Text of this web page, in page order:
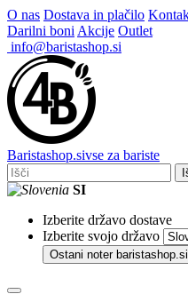
O nas Dostava in plačilo
Darilni boni Akcije Outlet
info@baristashop.si
Baristashop.sivse za bariste
SI
Izberite državo dostave
Izberite svojo državo
Ostani noter baristashop.si